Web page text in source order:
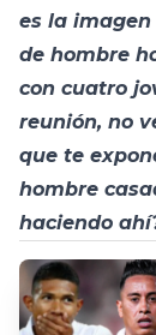
es la imagen
de hombre
con cuatro
reunión, no
que te
hombre
haciendo